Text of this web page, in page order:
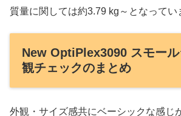
質量に関しては約3.79 kg～となってい
New OptiPlex3090 スモー
観チェックのまとめ
外観・サイズ感共にベーシックな感じ